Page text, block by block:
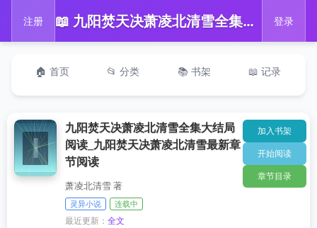
注册 📖 九阳焚天决萧凌北清雪全集大结局阅读_九阳焚天决萧凌北清雪最新章节阅读 登录
🏠 首页 📂 分类 📚 书架 📖 记录
九阳焚天决萧凌北清雪全集大结局
阅读_九阳焚天决萧凌北清雪最新章
节阅读
萧凌北清雪 著
灵异小说 连载中
最近更新：全文
加入书架
开始阅读
章节目录